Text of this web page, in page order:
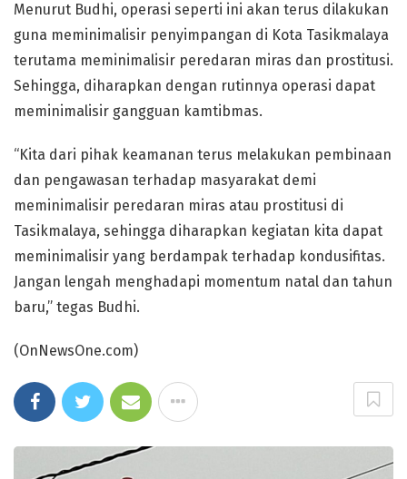
Menurut Budhi, operasi seperti ini akan terus dilakukan
guna meminimalisir penyimpangan di Kota Tasikmalaya
terutama meminimalisir peredaran miras dan prostitusi.
Sehingga, diharapkan dengan rutinnya operasi dapat
meminimalisir gangguan kamtibmas.
“Kita dari pihak keamanan terus melakukan pembinaan
dan pengawasan terhadap masyarakat demi
meminimalisir peredaran miras atau prostitusi di
Tasikmalaya, sehingga diharapkan kegiatan kita dapat
meminimalisir yang berdampak terhadap kondusifitas.
Jangan lengah menghadapi momentum natal dan tahun
baru,” tegas Budhi.
(OnNewsOne.com)